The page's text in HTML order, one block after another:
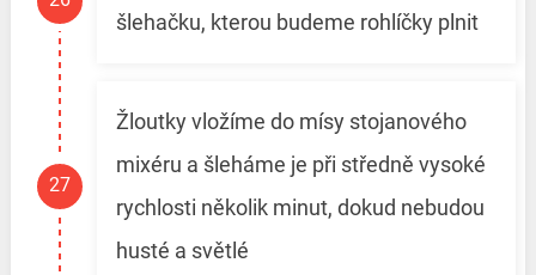
šlehačku, kterou budeme rohlíčky plnit
Žloutky vložíme do mísy stojanového
mixéru a šleháme je při středně vysoké
rychlosti několik minut, dokud nebudou
husté a světlé